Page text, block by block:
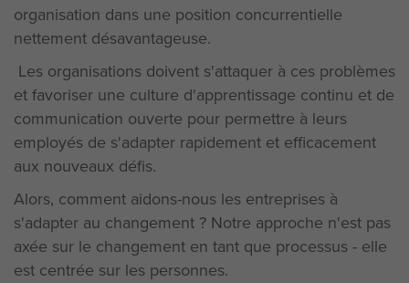
organisation dans une position concurrentielle
nettement désavantageuse.
Les organisations doivent s'attaquer à ces problèmes
et favoriser une culture d'apprentissage continu et de
communication ouverte pour permettre à leurs
employés de s'adapter rapidement et efficacement
aux nouveaux défis.
Alors, comment aidons-nous les entreprises à
s'adapter au changement ? Notre approche n'est pas
axée sur le changement en tant que processus - elle
est centrée sur les personnes.